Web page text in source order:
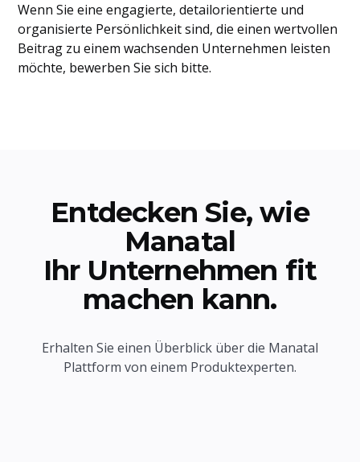
Wenn Sie eine engagierte, detailorientierte und
organisierte Persönlichkeit sind, die einen wertvollen
Beitrag zu einem wachsenden Unternehmen leisten
möchte, bewerben Sie sich bitte.
Entdecken Sie, wie
Manatal
Ihr Unternehmen fit
machen kann.
Erhalten Sie einen Überblick über die Manatal
Plattform von einem Produktexperten.